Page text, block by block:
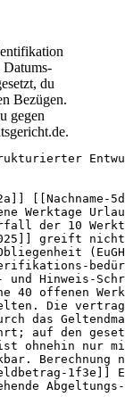
Datums-
du
Bezügen.
gegen
[[Nachname-
Werktage
der 10
greift
(EuGH
Hinweis-
40 offenen
Die
das
auf den
ohnehin nur
Berechnung
1f3e]]
Abgeltungs-